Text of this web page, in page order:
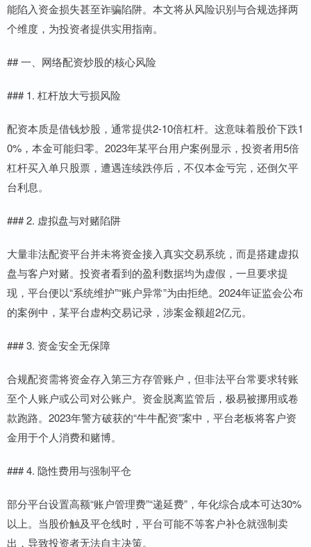
能陷入资金损失甚至诈骗陷阱。本文将从风险识别与合规选择两
个维度，为投资者提供实用指南。
## 一、网络配资炒股的核心风险
### 1. 杠杆放大亏损风险
配资本质是借钱炒股，通常提供2-10倍杠杆。这意味着股价下跌1
0%，本金可能归零。2023年某平台用户案例显示，投资者用5倍
杠杆买入单只股票，遭遇连续跌停后，不仅本金亏完，还倒欠平
台利息。
### 2. 虚拟盘与对赌陷阱
大量非法配资平台并未将资金接入真实交易系统，而是搭建虚拟
盘与客户对赌。投资者看到的盈利数据均为虚假，一旦要求提
现，平台便以“系统维护”“账户异常”为由拒绝。2024年证监会公布
的案例中，某平台虚构交易记录，涉案金额超2亿元。
### 3. 资金安全无保障
合规配资需将资金存入第三方存管账户，但非法平台常要求转账
至个人账户或公司对公账户。资金脱离监管后，极易被挪用或卷
款跑路。2023年警方破获的“牛牛配资”案中，平台老板将客户资
金用于个人消费和赌博。
### 4. 隐性费用与强制平仓
部分平台设置高额“账户管理费”“递延费”，年化综合成本可达30%
以上。当股价触及平仓线时，平台可能不等客户补仓就强制卖
出，导致投资者无法自主决策。